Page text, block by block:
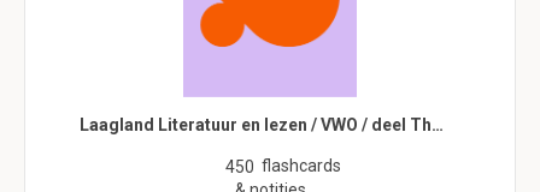
Laagland Literatuur en lezen / VWO / deel Th…
450 flashcards